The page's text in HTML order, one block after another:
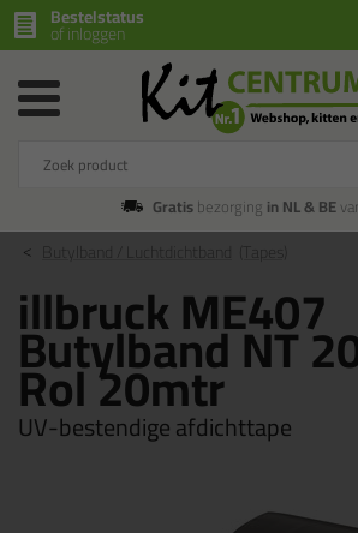
Bestelstatus
of inloggen
Gratisbezorging in NL & BE
illbruck ME407
Butylband NT
Rol 20mtr
UV-bestendige afdichttape